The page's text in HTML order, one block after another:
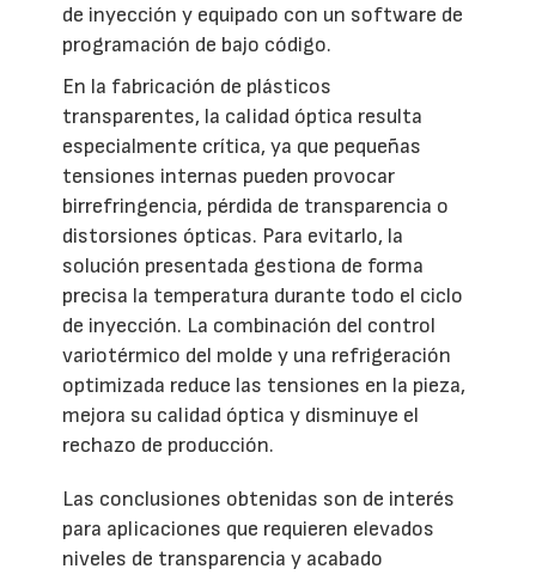
de inyección y equipado con un software de
programación de bajo código.
En la fabricación de plásticos
transparentes, la calidad óptica resulta
especialmente crítica, ya que pequeñas
tensiones internas pueden provocar
birrefringencia, pérdida de transparencia o
distorsiones ópticas. Para evitarlo, la
solución presentada gestiona de forma
precisa la temperatura durante todo el ciclo
de inyección. La combinación del control
variotérmico del molde y una refrigeración
optimizada reduce las tensiones en la pieza,
mejora su calidad óptica y disminuye el
rechazo de producción.
Las conclusiones obtenidas son de interés
para aplicaciones que requieren elevados
niveles de transparencia y acabado